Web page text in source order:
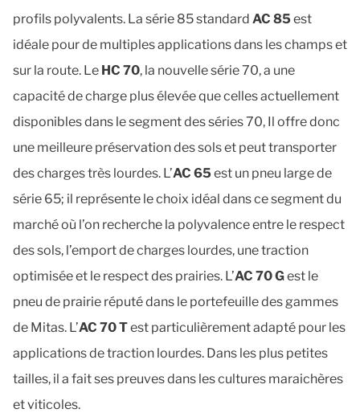
profils polyvalents. La série 85 standard AC 85 est
idéale pour de multiples applications dans les champs et
sur la route. Le HC 70, la nouvelle série 70, a une
capacité de charge plus élevée que celles actuellement
disponibles dans le segment des séries 70, Il offre donc
une meilleure préservation des sols et peut transporter
des charges très lourdes. L’AC 65 est un pneu large de
série 65; il représente le choix idéal dans ce segment du
marché où l’on recherche la polyvalence entre le respect
des sols, l’emport de charges lourdes, une traction
optimisée et le respect des prairies. L’AC 70 G est le
pneu de prairie réputé dans le portefeuille des gammes
de Mitas. L’AC 70 T est particulièrement adapté pour les
applications de traction lourdes. Dans les plus petites
tailles, il a fait ses preuves dans les cultures maraichères
et viticoles.